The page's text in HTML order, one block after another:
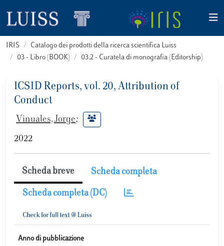
IRIS
Catalogo dei prodotti della ricerca scientifica Luiss
03 - Libro (BOOK)
03.2 - Curatela di monografia (Editorship)
ICSID Reports, vol. 20, Attribution of
Conduct
Vinuales, Jorge;
2022
Scheda breve Scheda completa
Scheda completa (DC)
Anno di pubblicazione